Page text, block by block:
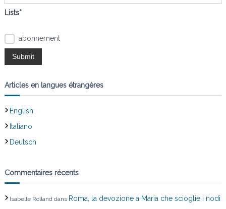
Lists*
abonnement
Articles en langues étrangères
English
Italiano
Deutsch
Commentaires récents
Isabelle Rolland dans Roma, la devozione a Maria che scioglie i nodi